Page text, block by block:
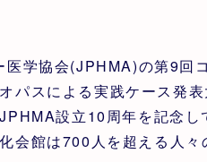
学協会(JPHMA)の第9回
パスによる実践ケース発
設立10周年を記念し
会館は700人を超える人々